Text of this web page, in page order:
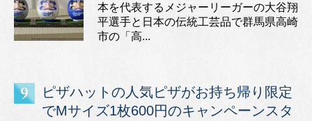
本を代表するメジャーリーガーの大谷翔
平選手と日本の伝統工芸品で群馬県高崎
市の「高...
ピザハットの人気ピザがお持ち帰り限定
でMサイズ1枚600円のキャンペーンスタ